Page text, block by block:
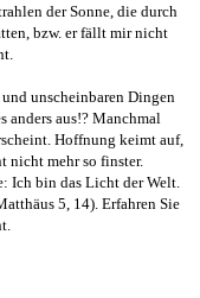
der Sonne, die durch
bzw. er fällt mir nicht
unscheinbaren Dingen
anders aus!? Manchmal
Hoffnung keimt auf,
nicht mehr so finster.
Ich bin das Licht der Welt.
5, 14). Erfahren Sie